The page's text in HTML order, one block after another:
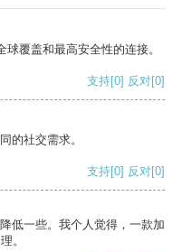
覆盖和最高安全性的连接。
支持[0] 反对[0]
的社交需求。
支持[0] 反对[0]
低一些。我个人觉得，一款加
。